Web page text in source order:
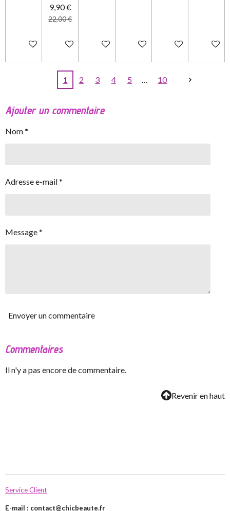
Ajouter au panier
9,90 €
22,00 €
Ajouter au panierAjouter au panierAjouter au panierAjouter au panier
Ajouter
1 2 3 4 5 10
Ajouter un commentaire
Nom *
Adresse e-mail *
Message *
Envoyer un commentaire
Commentaires
Il n'y a pas encore de commentaire.
Revenir en haut
Service Client
E-mail : contact@chicbeaute.fr